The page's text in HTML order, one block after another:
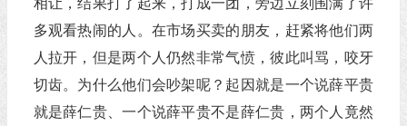
相让，结果打了起来，打成一团，旁边立刻围满了许
多观看热闹的人。在市场买卖的朋友，赶紧将他们两
人拉开，但是两个人仍然非常气愤，彼此叫骂，咬牙
切齿。为什么他们会吵架呢？起因就是一个说薛平贵
就是薛仁贵、一个说薛平贵不是薛仁贵，两个人竟然